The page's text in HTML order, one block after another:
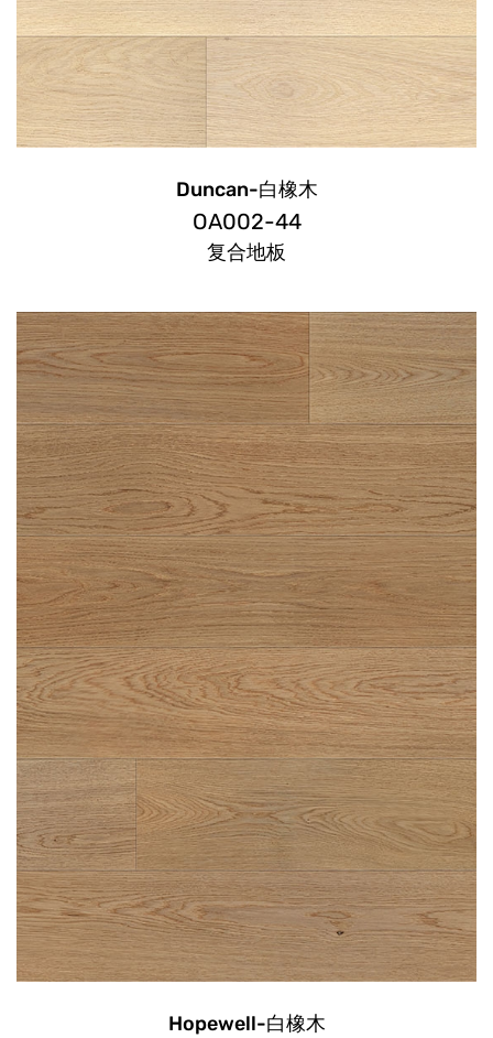
Duncan-白橡木
OA002-44
复合地板
Hopewell-白橡木